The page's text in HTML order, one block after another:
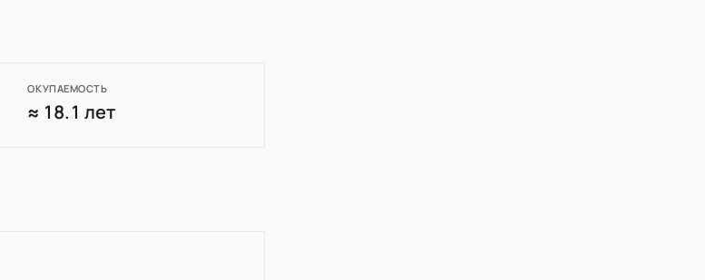
ОКУПАЕМОСТЬ
≈ 18.1 лет